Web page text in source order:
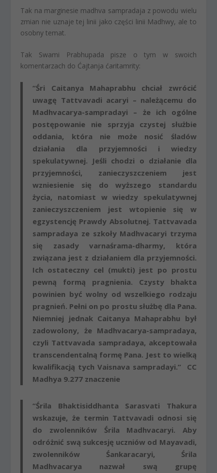
Tak na marginesie madhva sampradaja z powodu wielu
zmian nie uznaje tej linii jako części linii Madhwy, ale to
osobny temat.
Tak Swami Prabhupada pisze o tym w swoich
komentarzach do Ćajtanja ćaritamrity:
“Śri Caitanya Mahaprabhu chciał zwrócić
uwagę Tattvavadi acaryi – należącemu do
Madhvacarya-sampradayi – że ich ogólne
postępowanie nie sprzyja czystej służbie
oddania, która nie może nosić śladów
działania dla przyjemności i wiedzy
spekulatywnej. Jeśli chodzi o działanie dla
przyjemności, zanieczyszczeniem jest
wzniesienie się do wyższego standardu
życia, natomiast w wiedzy spekulatywnej
zanieczyszczeniem jest wtopienie się w
egzystencję Prawdy Absolutnej. Tattvavada
sampradaya ze szkoły Madhvacaryi trzyma
się zasady varnaśrama-dharmy, która
związana jest z działaniem dla przyjemności.
Ich ostateczny cel (mukti) jest po prostu
pewną formą pragnienia. Czysty bhakta
powinien być wolny od wszelkiego rodzaju
pragnień. Pełni on po prostu służbę dla Pana.
Niemniej jednak Caitanya Mahaprabhu był
zadowolony, że Madhvacarya-sampradaya,
czyli Tattvavada sampradaya, akceptowała
transcendentalną formę Pana. Jest to wielką
kwalifikacją tych Vaisnava sampradayi.” CC
Madhya 9.277 znaczenie
“Śrila Bhaktisiddhanta Sarasvati Thakura
wskazuje, że termin Tattvavadi odnosi się
do zwolenników Śrila Madhvacaryi. Aby
odróżnić swą sukcesję uczniów od Mayavadi,
zwolenników Śankaracaryi, Śrila
Madhvacarya nazwał swą grupę